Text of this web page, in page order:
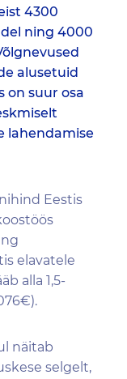
4300
ning 4000
alusetuid
on suur osa
lahendamise
Eestis
elavatele
alla 1,5-
näitab
selgelt,